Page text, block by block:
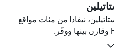
نيفادا من مئات مواقع